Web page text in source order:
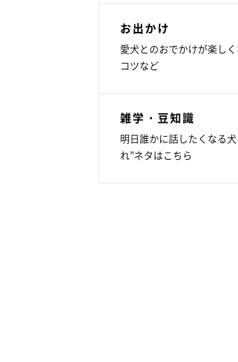
お出かけ
愛犬とのおでかけが楽し
コツなど
雑学・豆知識
明日誰かに話したくなる
れ”ネタはこちら